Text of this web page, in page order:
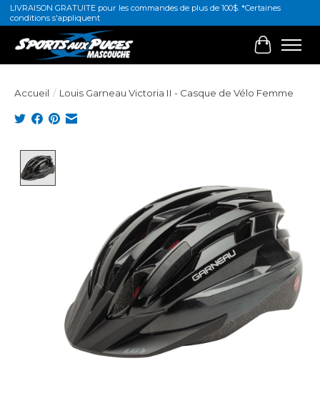
LIVRAISON GRATUITE pour les commandes de plus de 100$. *Certaines
conditions s'appliquent
Panier
Accueil / Louis Garneau Victoria II - Casque de Vélo Femme